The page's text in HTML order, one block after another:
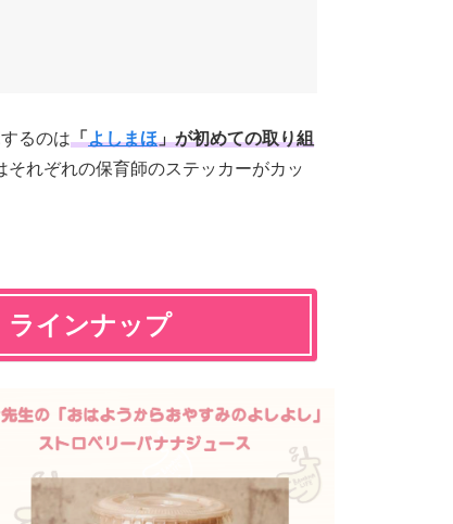
るのは「よしまほ」が初めての取り組
れぞれの保育師のステッカーがカッ
ラインナップ